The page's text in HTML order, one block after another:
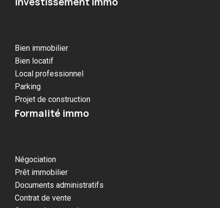
Bien immobilier
Bien locatif
Local professionnel
Parking
Projet de construction
Formalité immo
Négociation
Prêt immobilier
Documents administratifs
Contrat de vente